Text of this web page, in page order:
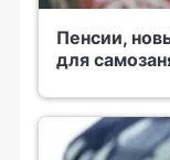
Пенсии,
для